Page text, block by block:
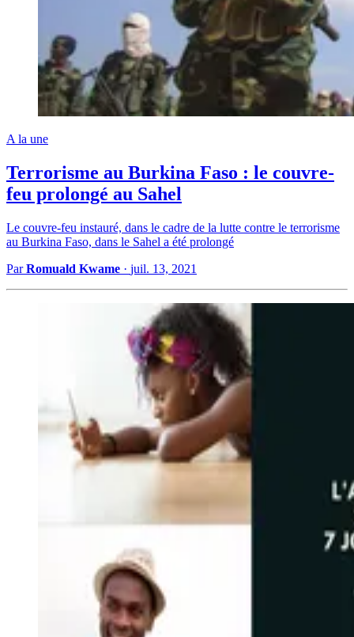
A la une
Terrorisme au Burkina Faso : le couvre-
feu prolongé au Sahel
Le couvre-feu instauré, dans le cadre de la lutte contre le terrorisme
au Burkina Faso, dans le Sahel a été prolongé
ParRomuald Kwame · juil. 13, 2021